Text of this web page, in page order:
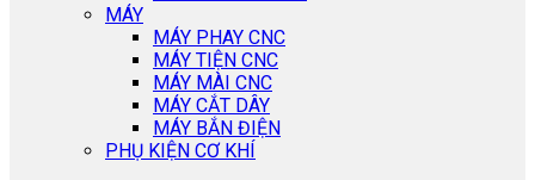
MÁY
MÁY PHAY CNC
MÁY TIỆN CNC
MÁY MÀI CNC
MÁY CẮT DÂY
MÁY BẮN ĐIỆN
PHỤ KIỆN CƠ KHÍ